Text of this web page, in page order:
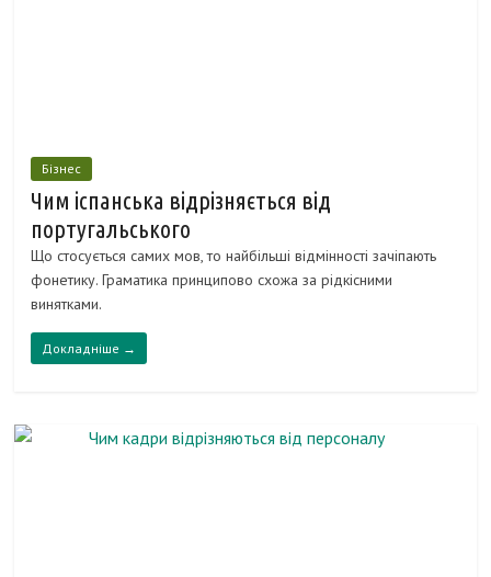
Бізнес
Чим іспанська відрізняється від
португальського
Що стосується самих мов, то найбільші відмінності зачіпають
фонетику. Граматика принципово схожа за рідкісними
винятками.
Докладніше →